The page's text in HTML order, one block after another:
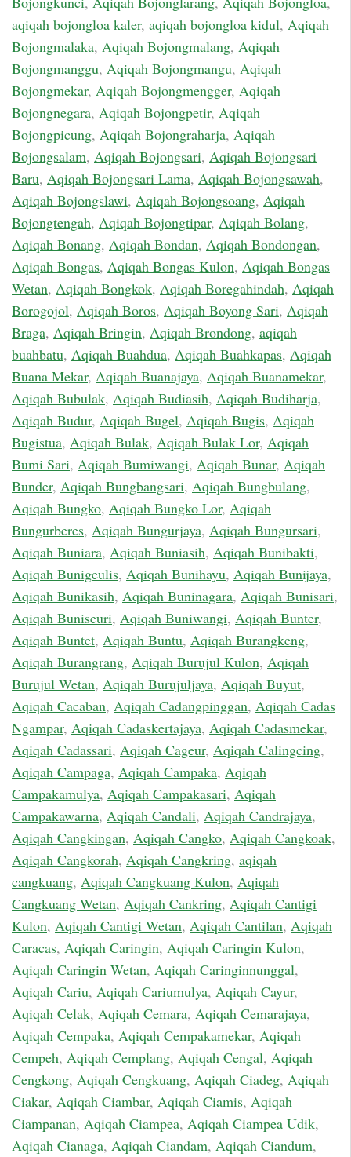
aqiqah bojongloa kaler, aqiqah bojongloa kidul, Aqiqah
Bojongmalaka, Aqiqah Bojongmalang, Aqiqah
Bojongmanggu, Aqiqah Bojongmangu, Aqiqah
Bojongmekar, Aqiqah Bojongmengger, Aqiqah
Bojongnegara, Aqiqah Bojongpetir, Aqiqah
Bojongpicung, Aqiqah Bojongraharja, Aqiqah
Bojongsalam, Aqiqah Bojongsari, Aqiqah Bojongsari
Baru, Aqiqah Bojongsari Lama, Aqiqah Bojongsawah,
Aqiqah Bojongslawi, Aqiqah Bojongsoang, Aqiqah
Bojongtengah, Aqiqah Bojongtipar, Aqiqah Bolang,
Aqiqah Bonang, Aqiqah Bondan, Aqiqah Bondongan,
Aqiqah Bongas, Aqiqah Bongas Kulon, Aqiqah Bongas
Wetan, Aqiqah Bongkok, Aqiqah Boregahindah, Aqiqah
Borogojol, Aqiqah Boros, Aqiqah Boyong Sari, Aqiqah
Braga, Aqiqah Bringin, Aqiqah Brondong, aqiqah
buahbatu, Aqiqah Buahdua, Aqiqah Buahkapas, Aqiqah
Buana Mekar, Aqiqah Buanajaya, Aqiqah Buanamekar,
Aqiqah Bubulak, Aqiqah Budiasih, Aqiqah Budiharja,
Aqiqah Budur, Aqiqah Bugel, Aqiqah Bugis, Aqiqah
Bugistua, Aqiqah Bulak, Aqiqah Bulak Lor, Aqiqah
Bumi Sari, Aqiqah Bumiwangi, Aqiqah Bunar, Aqiqah
Bunder, Aqiqah Bungbangsari, Aqiqah Bungbulang,
Aqiqah Bungko, Aqiqah Bungko Lor, Aqiqah
Bungurberes, Aqiqah Bungurjaya, Aqiqah Bungursari,
Aqiqah Buniara, Aqiqah Buniasih, Aqiqah Bunibakti,
Aqiqah Bunigeulis, Aqiqah Bunihayu, Aqiqah Bunijaya,
Aqiqah Bunikasih, Aqiqah Buninagara, Aqiqah Bunisari,
Aqiqah Buniseuri, Aqiqah Buniwangi, Aqiqah Bunter,
Aqiqah Buntet, Aqiqah Buntu, Aqiqah Burangkeng,
Aqiqah Burangrang, Aqiqah Burujul Kulon, Aqiqah
Burujul Wetan, Aqiqah Burujuljaya, Aqiqah Buyut,
Aqiqah Cacaban, Aqiqah Cadangpinggan, Aqiqah Cadas
Ngampar, Aqiqah Cadaskertajaya, Aqiqah Cadasmekar,
Aqiqah Cadassari, Aqiqah Cageur, Aqiqah Calingcing,
Aqiqah Campaga, Aqiqah Campaka, Aqiqah
Campakamulya, Aqiqah Campakasari, Aqiqah
Campakawarna, Aqiqah Candali, Aqiqah Candrajaya,
Aqiqah Cangkingan, Aqiqah Cangko, Aqiqah Cangkoak,
Aqiqah Cangkorah, Aqiqah Cangkring, aqiqah
cangkuang, Aqiqah Cangkuang Kulon, Aqiqah
Cangkuang Wetan, Aqiqah Cankring, Aqiqah Cantigi
Kulon, Aqiqah Cantigi Wetan, Aqiqah Cantilan, Aqiqah
Caracas, Aqiqah Caringin, Aqiqah Caringin Kulon,
Aqiqah Caringin Wetan, Aqiqah Caringinnunggal,
Aqiqah Cariu, Aqiqah Cariumulya, Aqiqah Cayur,
Aqiqah Celak, Aqiqah Cemara, Aqiqah Cemarajaya,
Aqiqah Cempaka, Aqiqah Cempakamekar, Aqiqah
Cempeh, Aqiqah Cemplang, Aqiqah Cengal, Aqiqah
Cengkong, Aqiqah Cengkuang, Aqiqah Ciadeg, Aqiqah
Ciakar, Aqiqah Ciambar, Aqiqah Ciamis, Aqiqah
Ciampanan, Aqiqah Ciampea, Aqiqah Ciampea Udik,
Aqiqah Cianaga, Aqiqah Ciandam, Aqiqah Ciandum,